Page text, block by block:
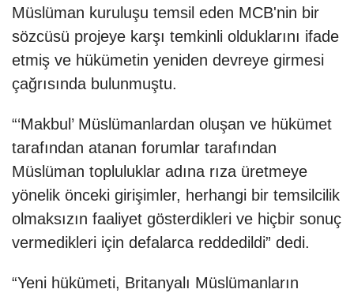
Müslüman kuruluşu temsil eden MCB'nin bir
sözcüsü projeye karşı temkinli olduklarını ifade
etmiş ve hükümetin yeniden devreye girmesi
çağrısında bulunmuştu.
“‘Makbul’ Müslümanlardan oluşan ve hükümet
tarafından atanan forumlar tarafından
Müslüman topluluklar adına rıza üretmeye
yönelik önceki girişimler, herhangi bir temsilcilik
olmaksızın faaliyet gösterdikleri ve hiçbir sonuç
vermedikleri için defalarca reddedildi” dedi.
“Yeni hükümeti, Britanyalı Müslümanların